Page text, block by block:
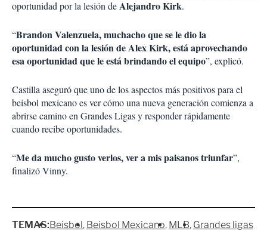
oportunidad por la lesión deAlejandro Kirk.
“Brandon Valenzuela, muchacho que se le dio la
oportunidad con la lesión de Alex Kirk, está aprovechando
esa oportunidad que le está brindando el equipo”, explicó.
Castilla aseguró que uno de los aspectos más positivos para el
beisbol mexicano es ver cómo una nueva generación comienza a
abrirse camino en Grandes Ligas y responder rápidamente
cuando recibe oportunidades.
“Me da mucho gusto verlos, ver a mis paisanos triunfar”,
finalizó Vinny.
TEMAS:Beisbol Beisbol Mexicano MLB Grandes ligas